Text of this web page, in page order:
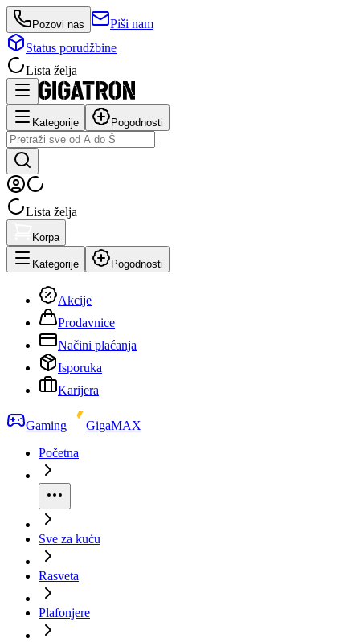
Pozovi nas
Piši nam
Status porudžbine
Lista želja
Kategorije Pogodnosti
Lista želja
Korpa
Kategorije Pogodnosti
Akcije
Prodavnice
Načini plaćanja
Isporuka
Karijera
Gaming
GigaMAX
Početna
Sve za kuću
Rasveta
Plafonjere